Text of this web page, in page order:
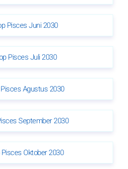
Pisces Juni 2030
Pisces Juli 2030
Agustus 2030
September 2030
Oktober 2030